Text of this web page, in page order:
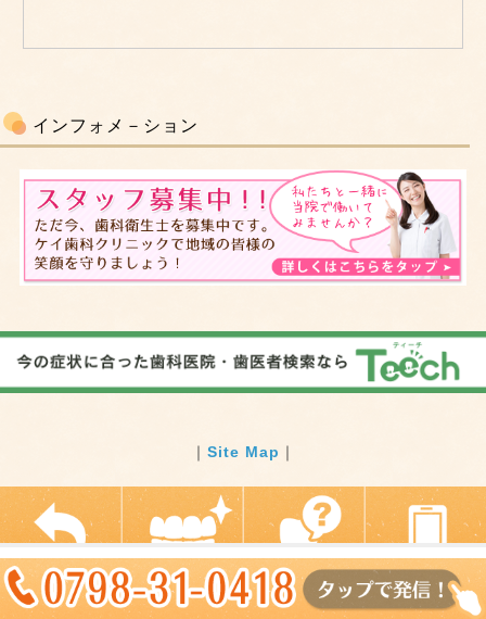
インフォメ－ション
｜ Site Map ｜